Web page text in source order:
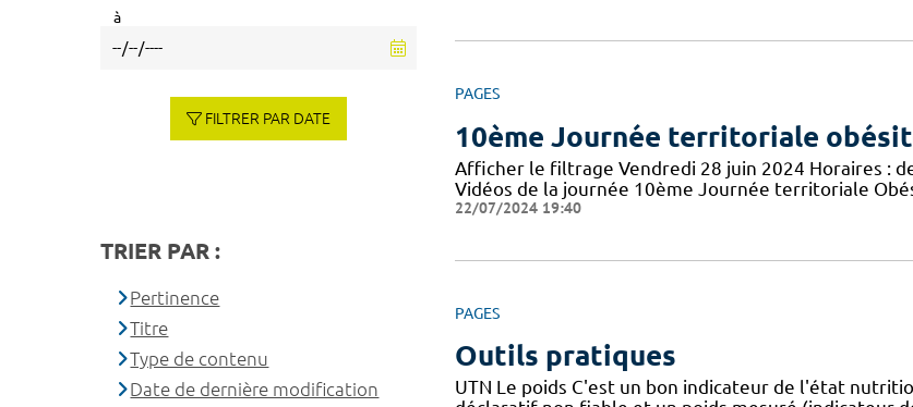
PAGES
10ème Journée territoriale
Afficher le filtrage Vendredi 28 juin 2024 Horaires :
Vidéos de la journée 10ème Journée territoriale
22/07/2024 19:40
PAGES
Outils pratiques
UTN Le poids C'est un bon indicateur de l'état
à
FILTRER PAR DATE
TRIER PAR :
Pertinence
Titre
Type de contenu
Date de dernière modification